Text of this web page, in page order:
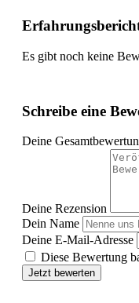
Es gibt noch keine
Schreibe eine
Deine
Deine Rezension
Dein Name
Deine E-Mail-Adresse
Diese Bewertung
Jetzt bewerten